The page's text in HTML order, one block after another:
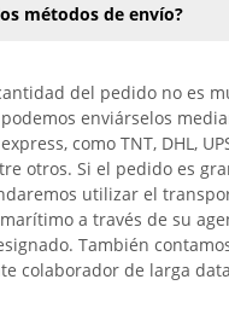
métodos de envío?
del pedido no es
enviárselos
como TNT, DHL,
otros. Si el pedido es
utilizar el
a través de su
También
colaborador de larga